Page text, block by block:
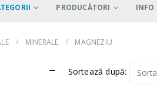
PRODUCĂTORI INFO
MINERALE MAGNEZIU
Sortează după: